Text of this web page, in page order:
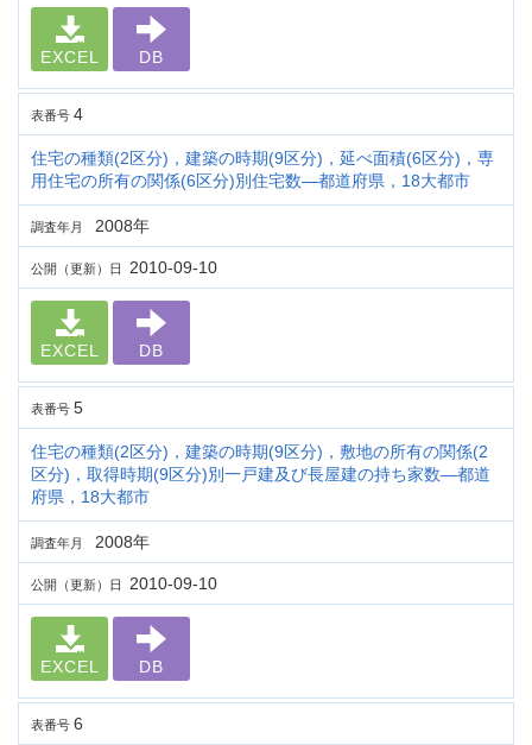
EXCEL DB
表番号 4
住宅の種類(2区分)，建築の時期(9区分)，延べ面積(6区分)，専
用住宅の所有の関係(6区分)別住宅数―都道府県，18大都市
調査年月 2008年
公開（更新）日 2010-09-10
EXCEL DB
表番号 5
住宅の種類(2区分)，建築の時期(9区分)，敷地の所有の関係(2
区分)，取得時期(9区分)別一戸建及び長屋建の持ち家数―都道
府県，18大都市
調査年月 2008年
公開（更新）日 2010-09-10
EXCEL DB
表番号 6